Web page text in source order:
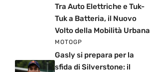
Tra Auto Elettriche e Tuk-
Tuk a Batteria, il Nuovo
Volto della Mobilità Urbana
MOTOGP
Gasly si prepara per la
sfida di Silverstone: il